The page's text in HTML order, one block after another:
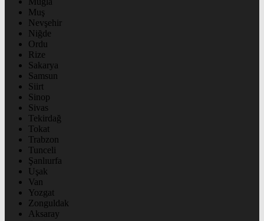
Muş
Nevşehir
Niğde
Ordu
Rize
Sakarya
Samsun
Siirt
Sinop
Sivas
Tekirdağ
Tokat
Trabzon
Tunceli
Şanlıurfa
Uşak
Van
Yozgat
Zonguldak
Aksaray